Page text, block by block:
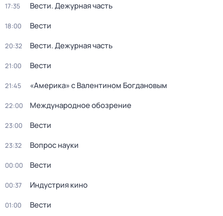
17:35 Вести. Дежурная часть
18:00 Вести
20:32 Вести. Дежурная часть
21:00 Вести
21:45 «Америка» с Валентином Богдановым
22:00 Международное обозрение
23:00 Вести
23:32 Вопрос науки
00:00 Вести
00:37 Индустрия кино
01:00 Вести